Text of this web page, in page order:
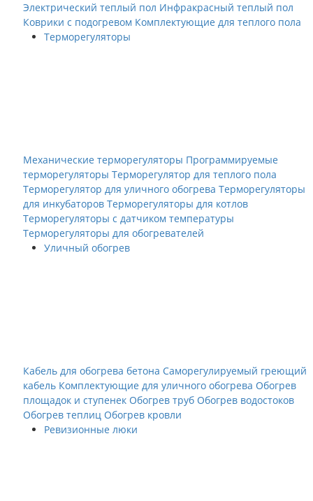
Электрический теплый пол Инфракрасный теплый пол
Коврики с подогревом Комплектующие для теплого пола
Терморегуляторы
Механические терморегуляторы Программируемые
терморегуляторы Терморегулятор для теплого пола
Терморегулятор для уличного обогрева Терморегуляторы
для инкубаторов Терморегуляторы для котлов
Терморегуляторы с датчиком температуры
Терморегуляторы для обогревателей
Уличный обогрев
Кабель для обогрева бетона Саморегулируемый греющий
кабель Комплектующие для уличного обогрева Обогрев
площадок и ступенек Обогрев труб Обогрев водостоков
Обогрев теплиц Обогрев кровли
Ревизионные люки